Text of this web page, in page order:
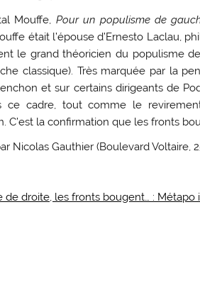
Mouffe, Pour un populisme de
était l’épouse d’Ernesto Laclau,
le grand théoricien du populisme
classique). Très marquée par la
et sur certains dirigeants de
ce cadre, tout comme le
C’est la confirmation que les fronts
Nicolas Gauthier (Boulevard Voltaire,
droite, les fronts bougent… : Métapo